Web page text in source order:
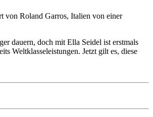
von Roland Garros, Italien von einer
dauern, doch mit Ella Seidel ist erstmals
Weltklasseleistungen. Jetzt gilt es, diese